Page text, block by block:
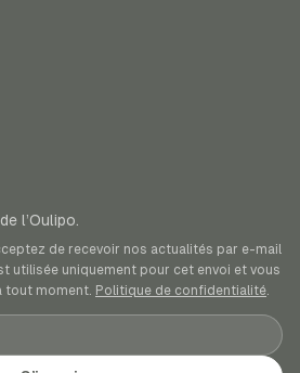
l’Oulipo.
de recevoir nos actualités par e-mail
utilisée uniquement pour cet envoi et vous
tout moment. Politique de confidentialité.